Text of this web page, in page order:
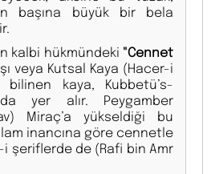
başına büyük bir bela
kalbi hükmündeki "Cennet
veya Kutsal Kaya (Hacer-i
bilinen kaya, Kubbetü’s-
yer alır. Peygamber
Miraç’a yükseldiği bu
inancına göre cennetle
i şeriflerde de (Rafi bin Amr